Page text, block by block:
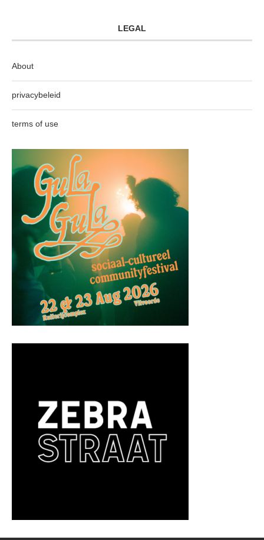
LEGAL
About
privacybeleid
terms of use